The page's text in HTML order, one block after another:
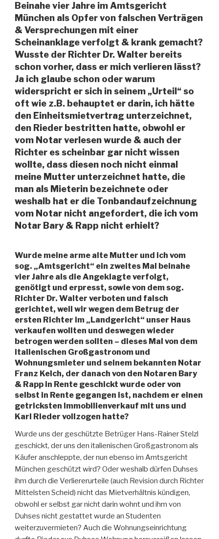
Beinahe vier Jahre im Amtsgericht
München als Opfer von falschen Verträgen
& Versprechungen mit einer
Scheinanklage verfolgt & krank gemacht?
Wusste der Richter Dr. Walter bereits
schon vorher, dass er mich verlieren lässt?
Ja ich glaube schon oder warum
widerspricht er sich in seinem „Urteil“ so
oft wie z.B. behauptet er darin, ich hätte
den Einheitsmietvertrag unterzeichnet,
den Rieder bestritten hatte, obwohl er
vom Notar verlesen wurde & auch der
Richter es scheinbar gar nicht wissen
wollte, dass diesen noch nicht einmal
meine Mutter unterzeichnet hatte, die
man als Mieterin bezeichnete oder
weshalb hat er die Tonbandaufzeichnung
vom Notar nicht angefordert, die ich vom
Notar Bary & Rapp nicht erhielt?
Wurde meine arme alte Mutter und ich vom
sog. „Amtsgericht“ ein zweites Mal beinahe
vier Jahre als die Angeklagte verfolgt,
genötigt und erpresst, sowie von dem sog.
Richter Dr. Walter verboten und falsch
gerichtet, weil wir wegen dem Betrug der
ersten Richter im „Landgericht“ unser Haus
verkaufen wollten und deswegen wieder
betrogen werden sollten – dieses Mal von dem
italienischen Großgastronom und
Wohnungsmieter und seinem bekannten Notar
Franz Kelch, der danach von den Notaren Bary
& Rapp in Rente geschickt wurde oder von
selbst in Rente gegangen ist, nachdem er einen
getricksten Immobilienverkauf mit uns und
Karl Rieder vollzogen hatte?
Wurde uns der geschützte Betrüger Hans-Rainer Stelzl
geschickt, der uns den italienischen Großgastronom als
Käufer anschleppte, der nun ebenso im Amtsgericht
München geschützt wird? Oder weshalb dürfen Duhses
ihm durch die Verliererurteile (auch Revision durch Richter
Mittelsten Scheid) nicht das Mietverhältnis kündigen,
obwohl er selbst gar nicht darin wohnt und ihm von
Duhses nicht gestattet wurde an Studenten
weiterzuvermieten? Auch die Wohnungseinrichtung